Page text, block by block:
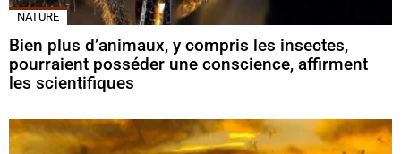
NATURE
Bien plus d’animaux, y compris les insectes,
pourraient posséder une conscience, affirment
les scientifiques